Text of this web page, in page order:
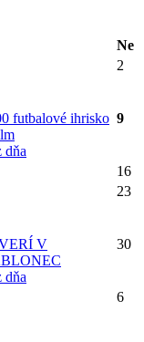
Ne
2
futbalové ihrisko
dňa
9
16
23
V
dňa
30
6